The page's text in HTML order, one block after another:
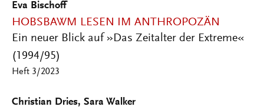
Eva Bischoff
HOBSBAWM LESEN IM ANTHROPOZÄN
Ein neuer Blick auf »Das Zeitalter der Extreme«
(1994/95)
Heft 3/2023
Christian Dries, Sara Walker